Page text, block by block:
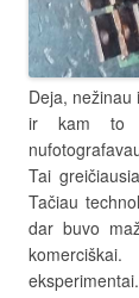
Deja, nežinau
ir kam to
Tai
Tačiau
dar buvo
eksperimentai.